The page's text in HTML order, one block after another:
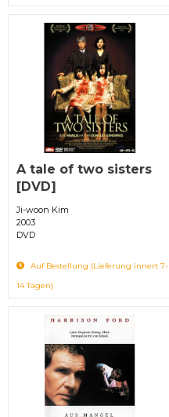
A tale of two sisters
[DVD]
Ji-woon Kim
2003
DVD
Auf Bestellung (Lieferung innert 7-
14 Tagen)